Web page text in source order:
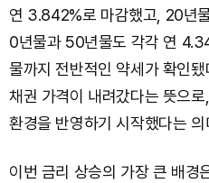
연 3.842%로 마감했고, 20년
0년물과 50년물도 각각 연
물까지 전반적인 약세가 확인
채권 가격이 내려갔다는 뜻으
환경을 반영하기 시작했다는 의
이번 금리 상승의 가장 큰 배경